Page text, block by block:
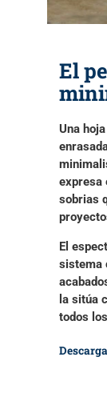
El
Una
expresa
sobrias
El
sistema
la sitúa
todos